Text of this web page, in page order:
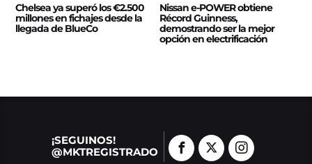
Chelsea ya superó los €2.500
millones en fichajes desde la
llegada de BlueCo
Nissan e‑POWER obtiene
Récord Guinness,
demostrando ser la mejor
opción en electrificación
¡SEGUINOS!
@MKTREGISTRADO